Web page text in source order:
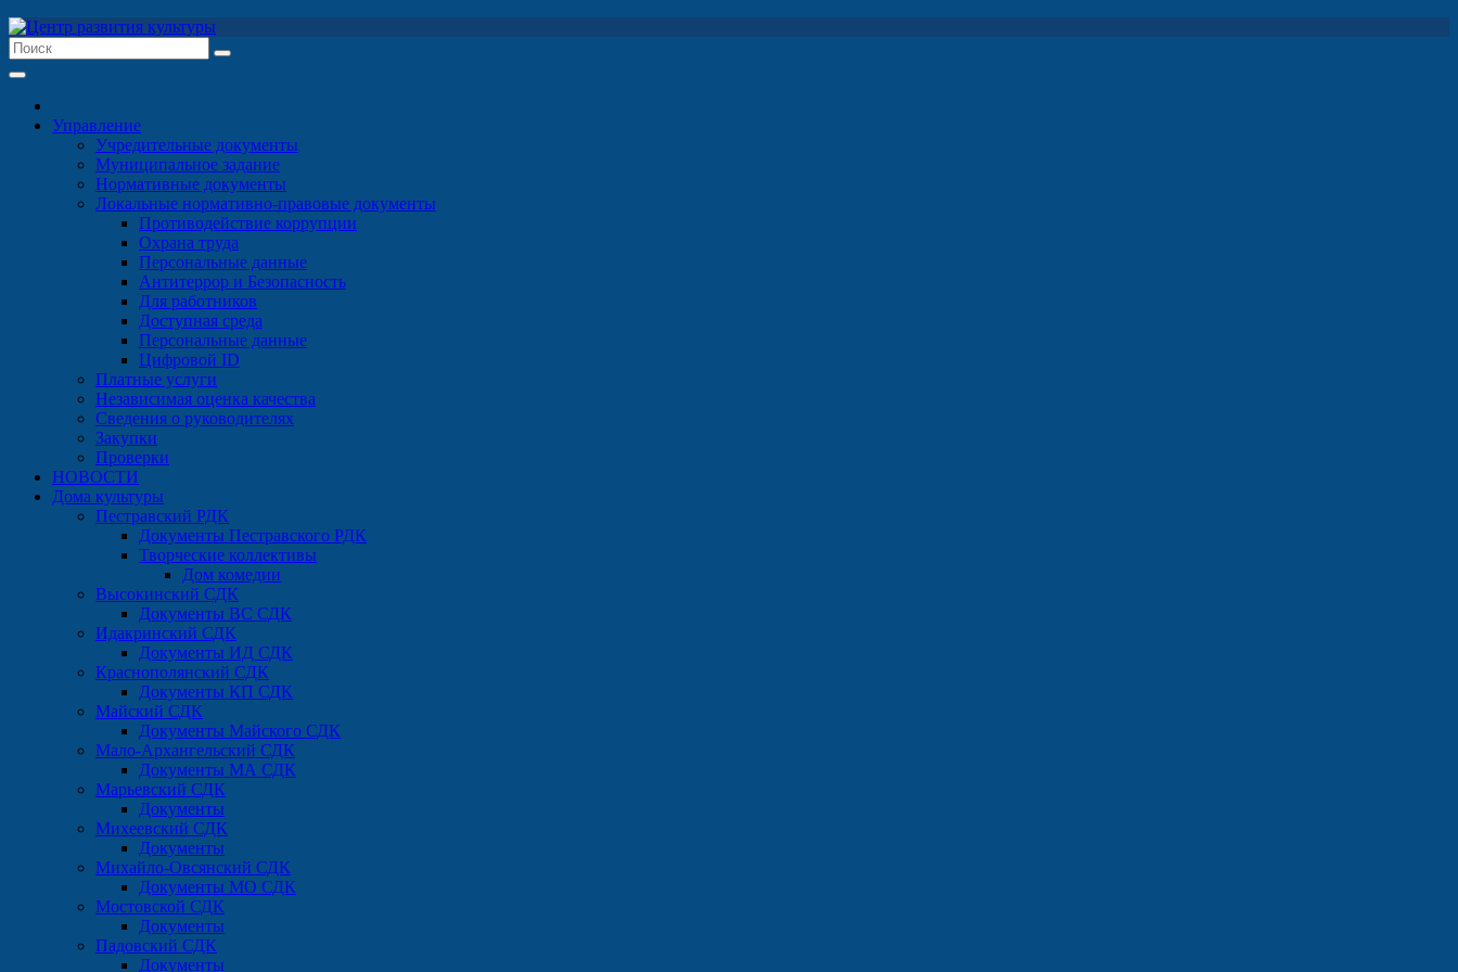
Перейти
к
содержимому
Управление
Учредительные документы
Муниципальное задание
Нормативные документы
Локальные нормативно-правовые документы
Противодействие коррупции
Охрана труда
Персональные данные
Антитеррор и Безопасность
Для работников
Доступная среда
Персональные данные
Цифровой ID
Платные услуги
Независимая оценка качества
Сведения о руководителях
Закупки
Проверки
НОВОСТИ
Дома культуры
Пестравский РДК
Документы Пестравского РДК
Творческие коллективы
Дом комедии
Высокинский СДК
Документы ВС СДК
Идакринский СДК
Документы ИД СДК
Краснополянский СДК
Документы КП СДК
Майский СДК
Документы Майского СДК
Мало-Архангельский СДК
Документы МА СДК
Марьевский СДК
Документы
Михеевский СДК
Документы
Михайло-Овсянский СДК
Документы МО СДК
Мостовской СДК
Документы
Падовский СДК
Документы